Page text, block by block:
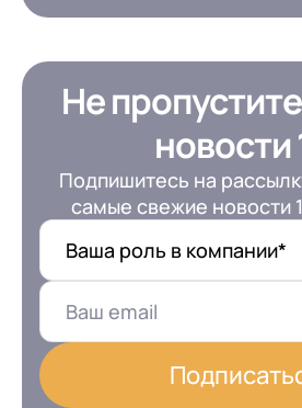
Не
новости
Подпишитесь на
самые свежие новости
Ваша роль в компании*